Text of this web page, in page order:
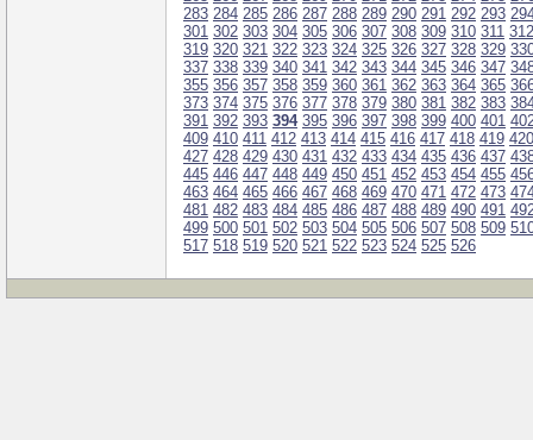
283 284 285 286 287 288 289 290 291 292 293
301 302 303 304 305 306 307 308 309 310 311 312
319 320 321 322 323 324 325 326 327 328 329
337 338 339 340 341 342 343 344 345 346 347
355 356 357 358 359 360 361 362 363 364 365
373 374 375 376 377 378 379 380 381 382 383
391 392 393 394 395 396 397 398 399 400 401
409 410 411 412 413 414 415 416 417 418 419 420
427 428 429 430 431 432 433 434 435 436 437
445 446 447 448 449 450 451 452 453 454 455
463 464 465 466 467 468 469 470 471 472 473
481 482 483 484 485 486 487 488 489 490 491
499 500 501 502 503 504 505 506 507 508 509
517 518 519 520 521 522 523 524 525 526